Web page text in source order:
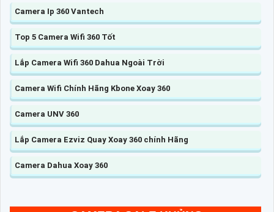
Camera Ip 360 Vantech
Top 5 Camera Wifi 360 Tốt
Lắp Camera Wifi 360 Dahua Ngoài Trời
Camera Wifi Chính Hãng Kbone Xoay 360
Camera UNV 360
Lắp Camera Ezviz Quay Xoay 360 chính Hãng
Camera Dahua Xoay 360